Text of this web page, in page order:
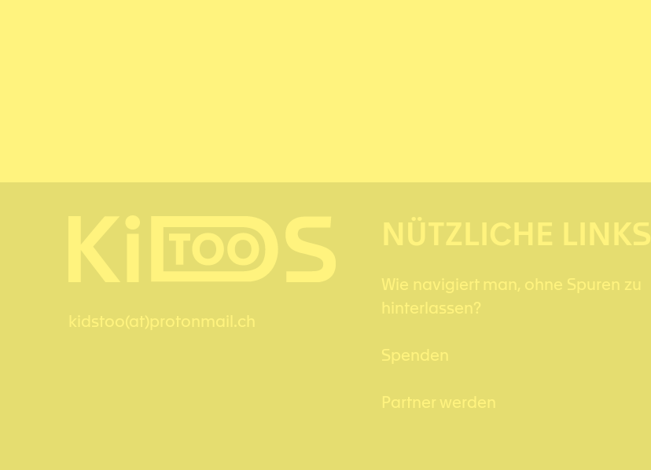
kidstoo(at)protonmail.ch
NÜTZLICHE LINKS
Wie navigiert man, ohne Spuren zu
hinterlassen?
Spenden
Partner werden